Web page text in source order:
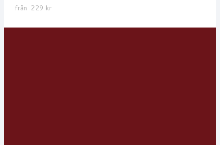
från 229 kr